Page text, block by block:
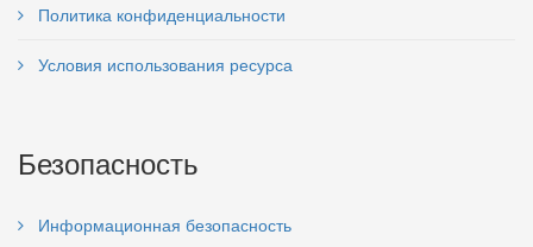
Политика конфиденциальности
Условия использования ресурса
Безопасность
Информационная безопасность